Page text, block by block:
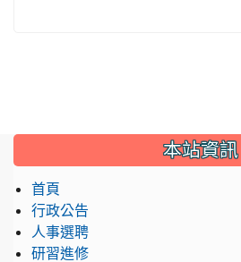
::: 本站資訊
首頁
行政公告
人事選聘
研習進修